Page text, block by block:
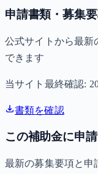
申請書類・募集
公式サイトから最新
できます
当サイト最終確認:
書類を確認
この補助金に申
最新の募集要項と申